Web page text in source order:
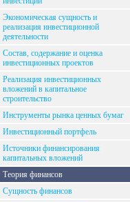
Экономическая сущность и
реализация инвестиционной
деятельности
Состав, содержание и оценка
инвестиционных проектов
Реализация инвестиционных
вложений в капитальное
строительство
Инструменты рынка ценных бумаг
Инвестиционный портфель
Источники финансирования
капитальных вложений
Теория финансов
Сущность финансов